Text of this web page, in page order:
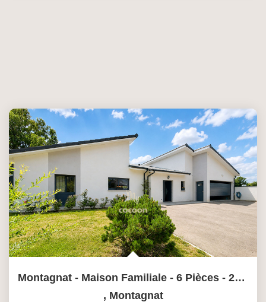
Montagnat - Maison Familiale - 6 Pièces - 203,25m2 - Piscine
, Montagnat